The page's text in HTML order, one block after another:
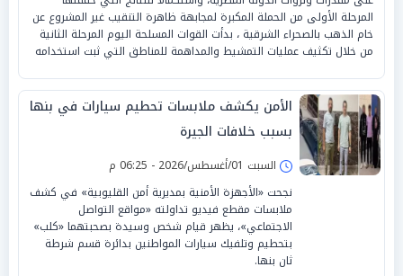
المرحلة الأولى من الحملة المكبرة لمجابهة ظاهرة التنقيب غير المشروع عن
خام الذهب بالصحراء الشرقية ، بدأت القوات المسلحة اليوم المرحلة الثانية
من خلال تكثيف عمليات التمشيط والمداهمة للمناطق التي ثبت استخدامه
الأمن يكشف ملابسات تحطيم سيارات في بنها
بسبب خلافات الجيرة
السبت 01/أغسطس/2026 - 06:25 م
نجحت «الأجهزة الأمنية بمديرية أمن القليوبية» في كشف
ملابسات مقطع فيديو تداولته «مواقع التواصل
الاجتماعي»، يظهر قيام شخص وسيدة بصحبتهما «كلب»
بتحطيم وتلفيك سيارات المواطنين بدائرة قسم شرطة
ثان بنها.